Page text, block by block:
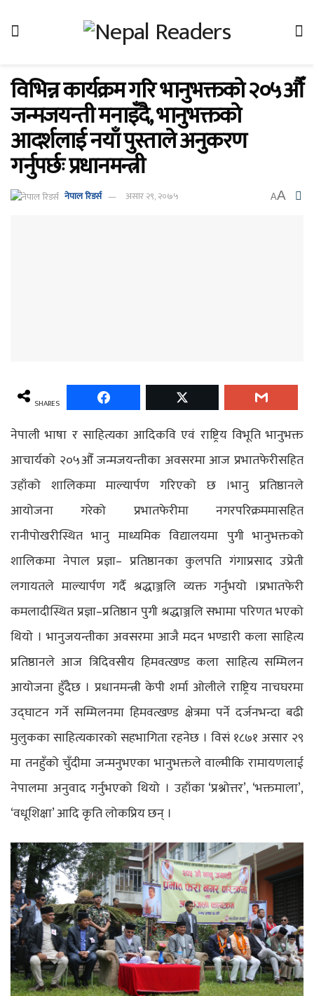
विभिन्न कार्यक्रम गरि भानुभक्तको २०५औँ
जन्मजयन्ती मनाइँदै, भानुभक्तको
आदर्शलाई नयाँ पुस्ताले अनुकरण
गर्नुपर्छः प्रधानमन्त्री
नेपाल रिडर्स असार २९, २०७५ AA
SHARES
नेपाली भाषा र साहित्यका आदिकवि एवं राष्ट्रिय विभूति भानुभक्त
आचार्यको २०५औँ जन्मजयन्तीका अवसरमा आज प्रभातफेरीसहित
उहाँको शालिकमा माल्यार्पण गरिएको छ ।भानु प्रतिष्ठानले
आयोजना गरेको प्रभातफेरीमा नगरपरिक्रममासहित
रानीपोखरीस्थित भानु माध्यमिक विद्यालयमा पुगी भानुभक्तको
शालिकमा नेपाल प्रज्ञा– प्रतिष्ठानका कुलपति गंगाप्रसाद उप्रेती
लगायतले माल्यार्पण गर्दै श्रद्धाञ्जलि व्यक्त गर्नुभयो ।प्रभातफेरी
कमलादीस्थित प्रज्ञा–प्रतिष्ठान पुगी श्रद्धाञ्जलि सभामा परिणत भएको
थियो । भानुजयन्तीका अवसरमा आजै मदन भण्डारी कला साहित्य
प्रतिष्ठानले आज त्रिदिवसीय हिमवत्खण्ड कला साहित्य सम्मिलन
आयोजना हुँदैछ । प्रधानमन्त्री केपी शर्मा ओलीले राष्ट्रिय नाचघरमा
उद्घाटन गर्ने सम्मिलनमा हिमवत्खण्ड क्षेत्रमा पर्ने दर्जनभन्दा बढी
मुलुकका साहित्यकारको सहभागिता रहनेछ । विसं १८७१ असार २९
मा तनहुँको चुँदीमा जन्मनुभएका भानुभक्तले वाल्मीकि रामायणलाई
नेपालमा अनुवाद गर्नुभएको थियो । उहाँका ‘प्रश्नोत्तर’, ‘भक्तमाला’,
‘वधूशिक्षा’ आदि कृति लोकप्रिय छन् ।